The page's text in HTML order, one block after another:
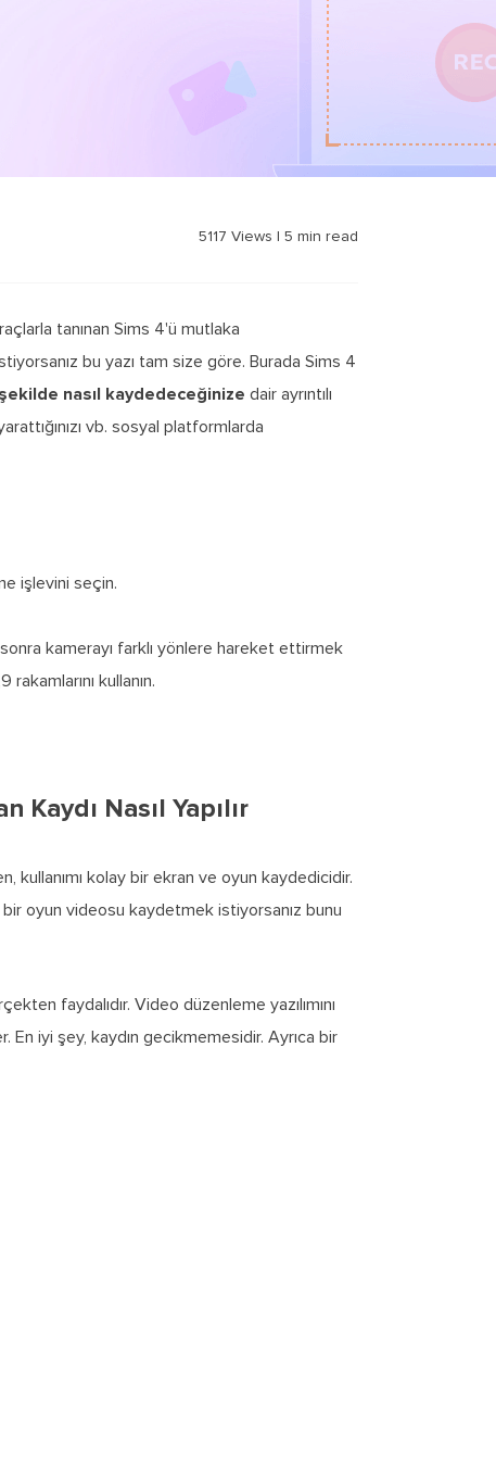
5117 Views | 5 min read
tanınan Sims 4'ü mutlaka
bu yazı tam size göre. Burada Sims 4
nasıl kaydedeceğinize dair ayrıntılı
vb. sosyal platformlarda
işlevini seçin.
kamerayı farklı yönlere hareket ettirmek
kullanın.
Kaydı Nasıl Yapılır
kullanımı kolay bir ekran ve oyun kaydedicidir.
oyun videosu kaydetmek istiyorsanız bunu
faydalıdır. Video düzenleme yazılımını
En iyi şey, kaydın gecikmemesidir. Ayrıca bir